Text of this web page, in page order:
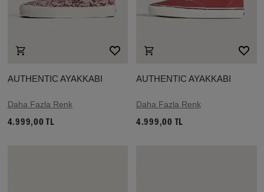
AUTHENTIC AYAKKABI
Daha Fazla Renk
4.999,00 TL
AUTHENTIC AYAKKABI
Daha Fazla Renk
4.999,00 TL